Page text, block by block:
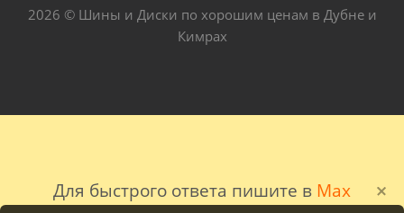
Для быстрого ответа пишите в Max
2026 © Шины и Диски по хорошим ценам в Дубне и
Кимрах